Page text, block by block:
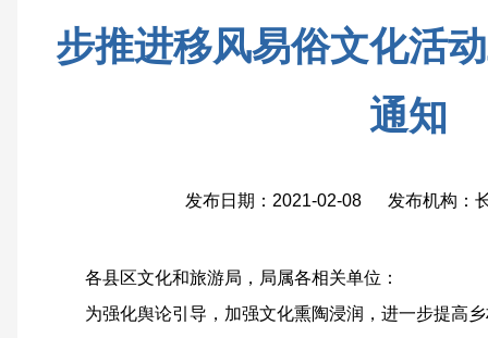
步推进移风易俗文化活
通知
发布日期：2021-02-08 发布机构：
各县区文化和旅游局，局属各相关单位：
为强化舆论引导，加强文化熏陶浸润，进一步提高